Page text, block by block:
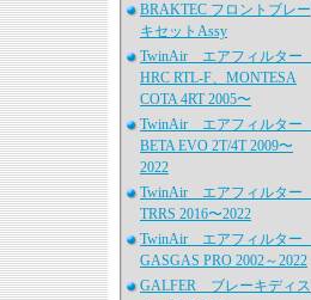
BRAKTEC フロントブレー
キセットAssy
TwinAir エアフィルター
HRC RTL-F、MONTESA
COTA 4RT 2005〜
TwinAir エアフィルター
BETA EVO 2T/4T 2009〜
2022
TwinAir エアフィルター
TRRS 2016〜2022
TwinAir エアフィルター
GASGAS PRO 2002～2022
GALFER ブレーキディス